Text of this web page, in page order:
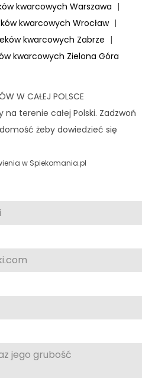
kwarcowych Warszawa |
kwarcowych Wrocław |
kwarcowych Zabrze |
kwarcowych Zielona Góra
W CAŁEJ POLSCE
terenie całej Polski. Zadzwoń
żeby dowiedzieć się
w Spiekomania.pl